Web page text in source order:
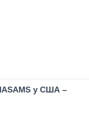
у США –